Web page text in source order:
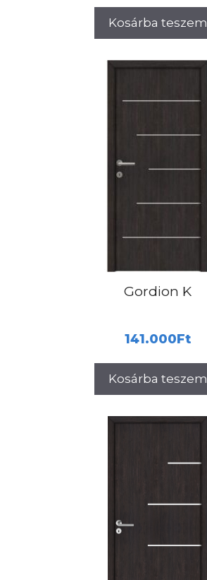
Kosárba teszem
Gordion K
141.000Ft
Kosárba teszem